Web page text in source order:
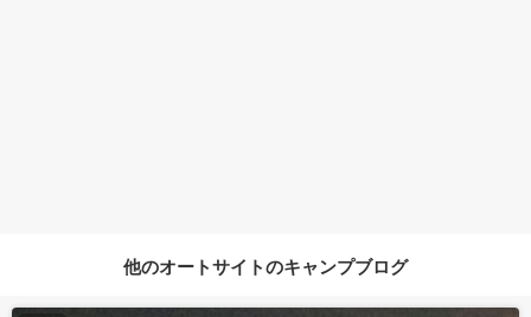
他のオートサイトのキャンプブログ